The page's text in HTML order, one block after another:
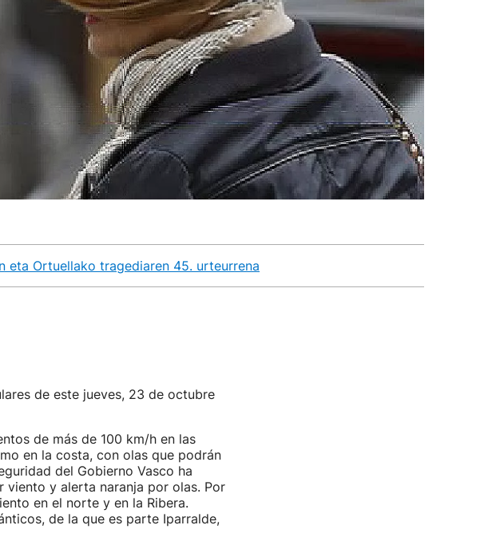
eta Ortuellako tragediaren 45. urteurrena
de este jueves, 23 de octubre
de más de 100 km/h en las
en la costa, con olas que podrán
del Gobierno Vasco ha
y alerta naranja por olas. Por
en el norte y en la Ribera.
de la que es parte Iparralde,